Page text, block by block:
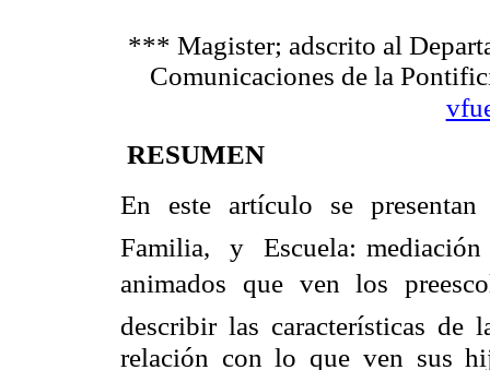
*** Magister; adscrito al
Comunicaciones de la
RESUMEN
En este artículo se
Familia, y Escuela: mediación
animados que ven los
describir las características
relación con lo que ven sus